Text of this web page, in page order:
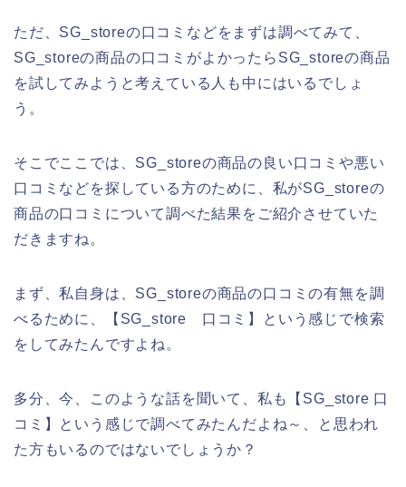
ただ、SG_storeの口コミなどをまずは調べてみて、
SG_storeの商品の口コミがよかったらSG_storeの商品
を試してみようと考えている人も中にはいるでしょ
う。
そこでここでは、SG_storeの商品の良い口コミや悪い
口コミなどを探している方のために、私がSG_storeの
商品の口コミについて調べた結果をご紹介させていた
だきますね。
まず、私自身は、SG_storeの商品の口コミの有無を調
べるために、【SG_store 口コミ】という感じで検索
をしてみたんですよね。
多分、今、このような話を聞いて、私も【SG_store 口
コミ】という感じで調べてみたんだよね～、と思われ
た方もいるのではないでしょうか？